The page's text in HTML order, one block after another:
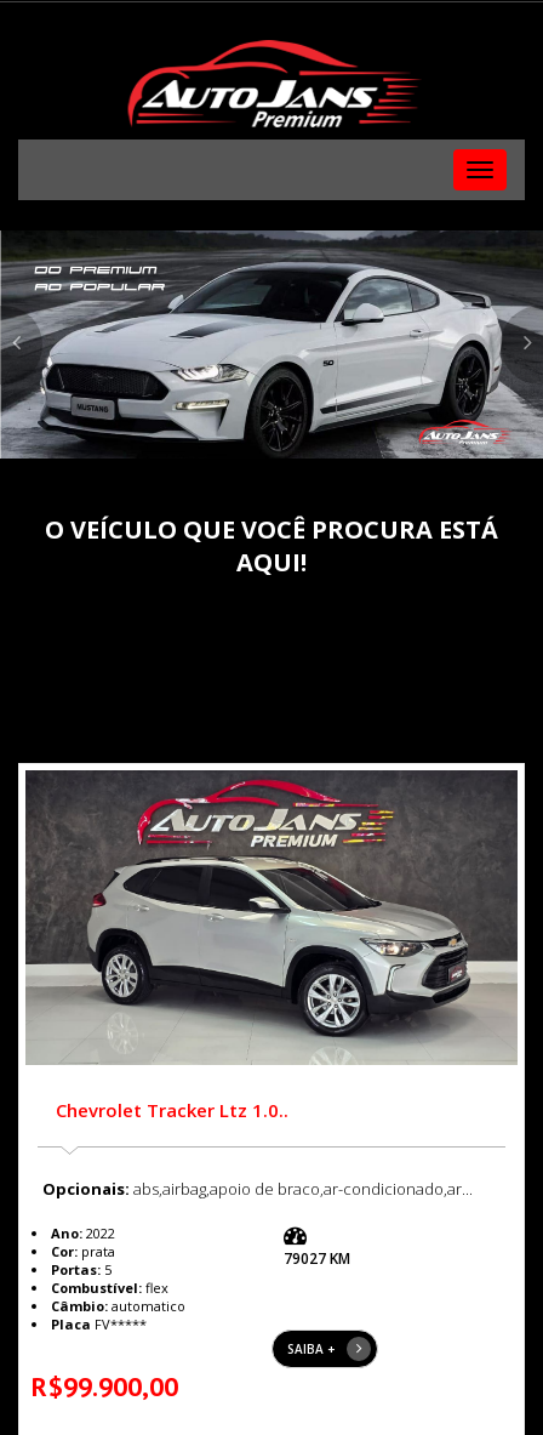
Menu
O VEÍCULO QUE VOCÊ PROCURA ESTÁ
AQUI!
Chevrolet Tracker Ltz 1.0..
Opcionais: abs,airbag,apoio de braco,ar-condicionado,ar...
Ano: 2022
Cor: prata
Portas: 5
Combustível: flex
Câmbio: automatico
Placa FV*****
R$99.900,00
79027 KM
SAIBA +